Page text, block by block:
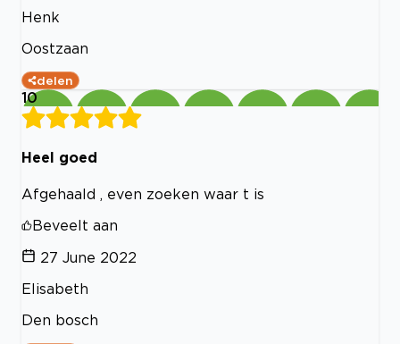
Henk
Oostzaan
delen
10
Heel goed
Afgehaald , even zoeken waar t is
Beveelt aan
27 June 2022
Elisabeth
Den bosch